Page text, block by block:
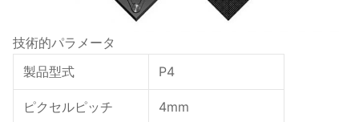
技術的パラメータ
製品型式
P4
ピクセルピッチ 4mm